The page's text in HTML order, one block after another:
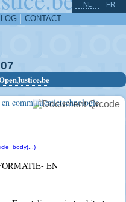
CONTACT
NL FR
communicatietechnologie
EN
^